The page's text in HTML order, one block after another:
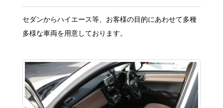
セダンからハイエース等、お客様の目的にあわせて多種
多様な車両を用意しております。